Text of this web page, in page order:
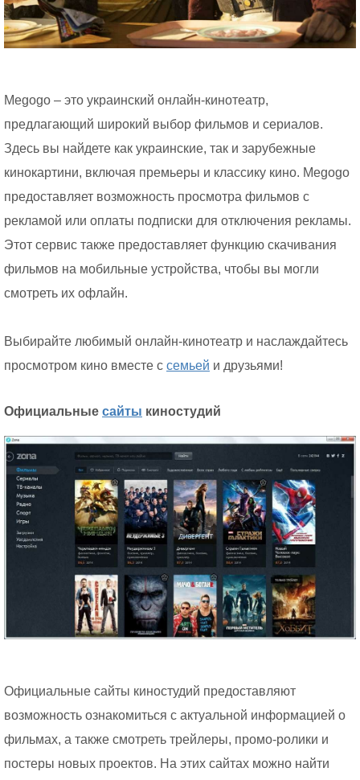
Megogo – это украинский онлайн-кинотеатр,
предлагающий широкий выбор фильмов и сериалов.
Здесь вы найдете как украинские, так и зарубежные
кинокартини, включая премьеры и классику кино. Megogo
предоставляет возможность просмотра фильмов с
рекламой или оплаты подписки для отключения рекламы.
Этот сервис также предоставляет функцию скачивания
фильмов на мобильные устройства, чтобы вы могли
смотреть их офлайн.
Выбирайте любимый онлайн-кинотеатр и наслаждайтесь
просмотром кино вместе с семьей и друзьями!
Официальные сайты киностудий
Официальные сайты киностудий предоставляют
возможность ознакомиться с актуальной информацией о
фильмах, а также смотреть трейлеры, промо-ролики и
постеры новых проектов. На этих сайтах можно найти